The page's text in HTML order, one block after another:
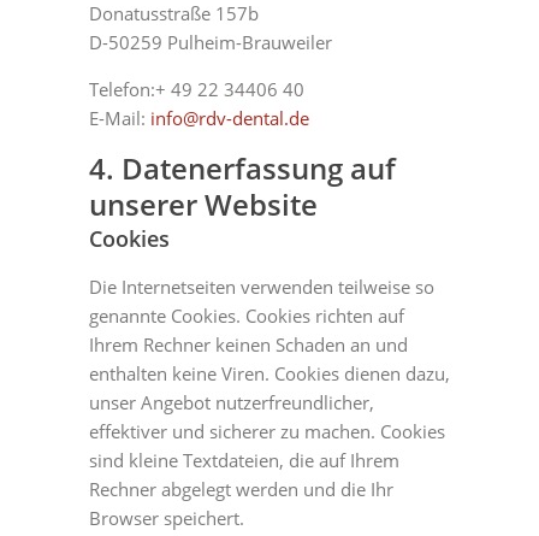
Donatusstraße 157b
D-50259 Pulheim-Brauweiler
Telefon:+ 49 22 34406 40
E-Mail: info@rdv-dental.de
4. Datenerfassung auf
unserer Website
Cookies
Die Internetseiten verwenden teilweise so
genannte Cookies. Cookies richten auf
Ihrem Rechner keinen Schaden an und
enthalten keine Viren. Cookies dienen dazu,
unser Angebot nutzerfreundlicher,
effektiver und sicherer zu machen. Cookies
sind kleine Textdateien, die auf Ihrem
Rechner abgelegt werden und die Ihr
Browser speichert.